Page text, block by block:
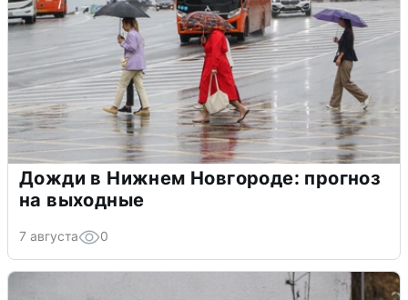
Дожди в Нижнем Новгороде: прогноз
на выходные
7 августа 0